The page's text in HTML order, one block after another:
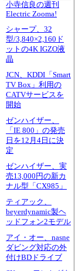
小寺信良の週刊
Electric Zooma!
シャープ、32
型/3,840×2,160ド
ットの4K IGZO液
晶
JCN、KDDI「Smart
TV Box」利用の
CATVサービスを
開始
ゼンハイザー、
「IE 800」の発売
日を12月4日に決
定
ゼンハイザー、実
売13,000円の新カ
ナル型「CX985」
ティアック、
beyerdynamic製ヘ
ッドフォン2モデル
アイ・オー、nasne
ダビング対応の外
付けBDドライブ